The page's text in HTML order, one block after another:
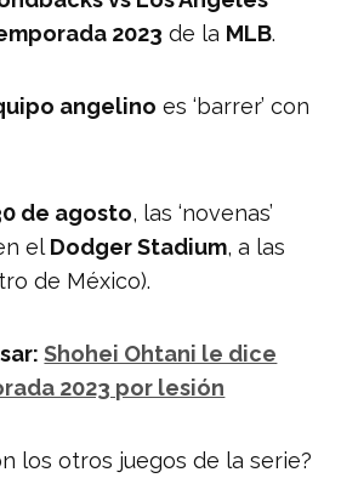
2023 de la MLB.
angelino es ‘barrer’ con
de agosto, las ‘novenas’
el Dodger Stadium, a las
de México).
Shohei Ohtani le dice
2023 por lesión
los otros juegos de la serie?